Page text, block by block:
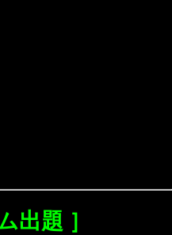
出題 ］